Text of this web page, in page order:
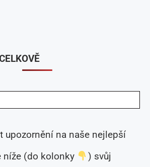
upozornění na naše nejlepší
níže (do kolonky
) svůj